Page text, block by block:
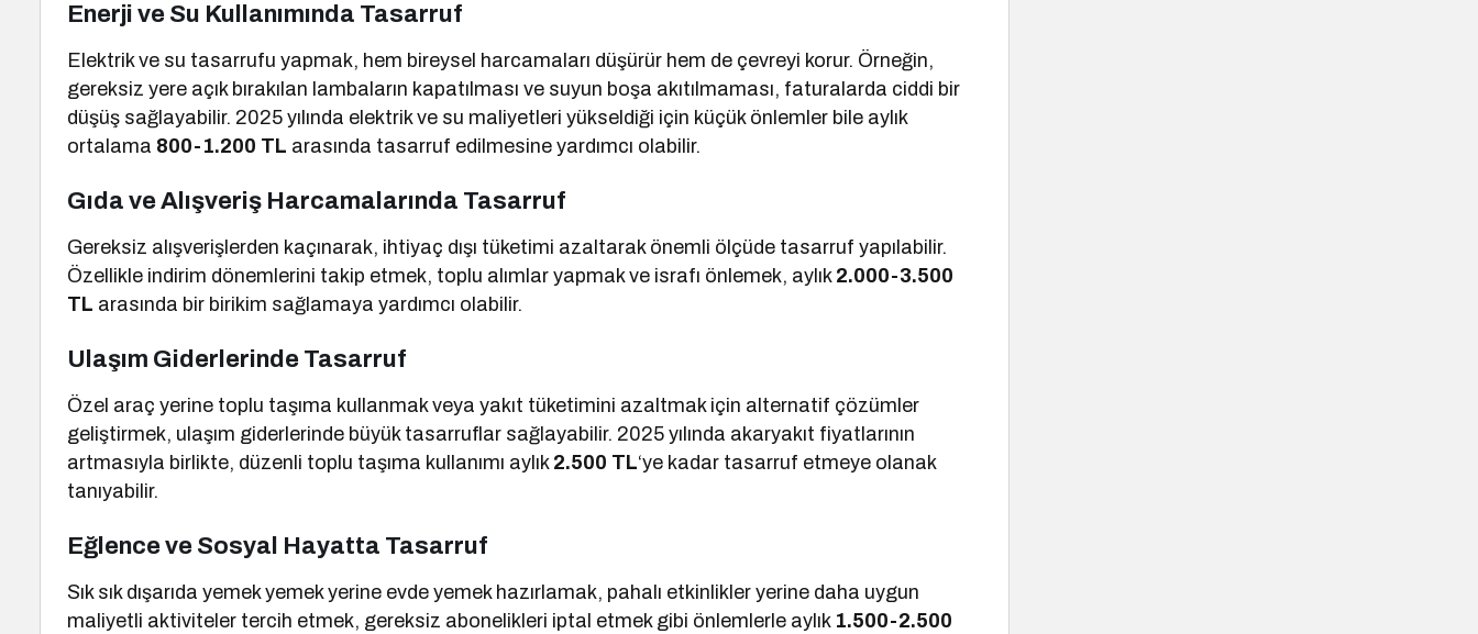
Enerji ve Su Kullanımında Tasarruf
Elektrik ve su tasarrufu yapmak, hem bireysel harcamaları düşürür hem de çevreyi korur. Örneğin,
gereksiz yere açık bırakılan lambaların kapatılması ve suyun boşa akıtılmaması, faturalarda ciddi bir
düşüş sağlayabilir. 2025 yılında elektrik ve su maliyetleri yükseldiği için küçük önlemler bile aylık
ortalama 800-1.200 TL arasında tasarruf edilmesine yardımcı olabilir.
Gıda ve Alışveriş Harcamalarında Tasarruf
Gereksiz alışverişlerden kaçınarak, ihtiyaç dışı tüketimi azaltarak önemli ölçüde tasarruf yapılabilir.
Özellikle indirim dönemlerini takip etmek, toplu alımlar yapmak ve israfı önlemek, aylık 2.000-3.500
TL arasında bir birikim sağlamaya yardımcı olabilir.
Ulaşım Giderlerinde Tasarruf
Özel araç yerine toplu taşıma kullanmak veya yakıt tüketimini azaltmak için alternatif çözümler
geliştirmek, ulaşım giderlerinde büyük tasarruflar sağlayabilir. 2025 yılında akaryakıt fiyatlarının
artmasıyla birlikte, düzenli toplu taşıma kullanımı aylık 2.500 TL‘ye kadar tasarruf etmeye olanak
tanıyabilir.
Eğlence ve Sosyal Hayatta Tasarruf
Sık sık dışarıda yemek yemek yerine evde yemek hazırlamak, pahalı etkinlikler yerine daha uygun
maliyetli aktiviteler tercih etmek, gereksiz abonelikleri iptal etmek gibi önlemlerle aylık 1.500-2.500